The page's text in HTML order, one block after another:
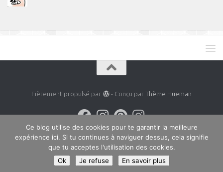
Fièrement propulsé par - Conçu par Thème Hueman
Ce blog utilise des cookies pour te garantir la meilleure
expérience ici. Si tu continues à naviguer dessus, cela signifie
que tu acceptes l'utilisation des cookies.
Ok
Je refuse En savoir plus